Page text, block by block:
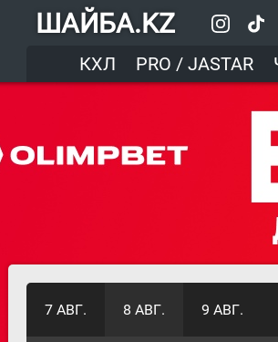
ШАЙБА.KZ
КХЛ
PRO / JASTAR
7 АВГ. 8 АВГ. 9 АВГ.